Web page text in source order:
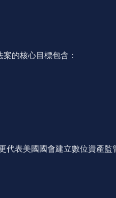
的核心目標包含：
表美國國會建立數位資產